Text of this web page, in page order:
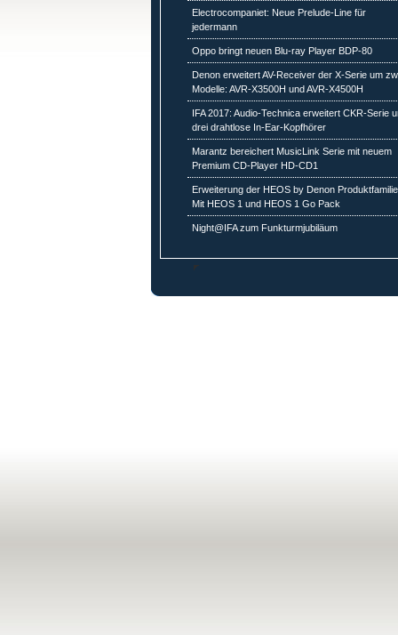
Electrocompaniet: Neue Prelude-Line für
jedermann
Oppo bringt neuen Blu-ray Player BDP-80
Denon erweitert AV-Receiver der X-Serie um
Modelle: AVR-X3500H und AVR-X4500H
IFA 2017: Audio-Technica erweitert CKR-Serie
drei drahtlose In-Ear-Kopfhörer
Marantz bereichert MusicLink Serie mit neuem
Premium CD-Player HD-CD1
Erweiterung der HEOS by Denon
Mit HEOS 1 und HEOS 1 Go Pack
Night@IFA zum Funkturmjubiläum